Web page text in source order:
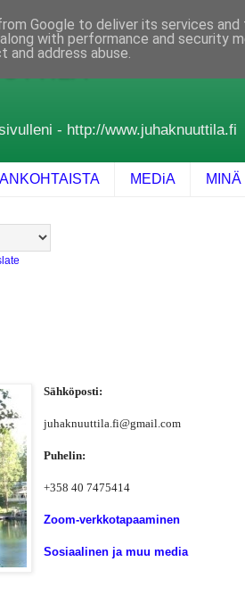
- http://www.juhaknuuttila.fi
MEDiA MINÄ
Sähköposti:
juhaknuuttila.fi@gmail.com
Puhelin:
+358 40 7475414
Zoom-verkkotapaaminen
Sosiaalinen ja muu media
Google to deliver its services
with performance and security
address abuse.